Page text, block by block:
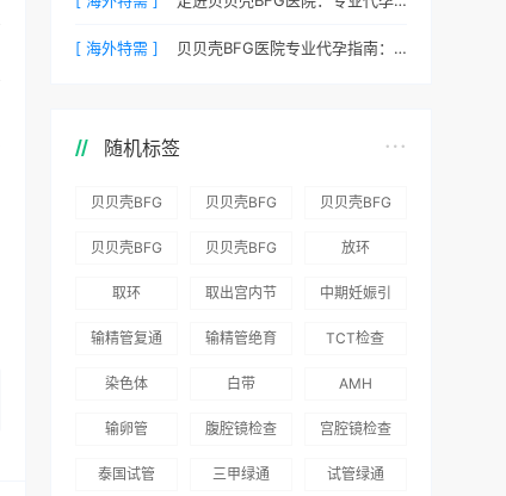
[ 海外特需 ] 贝贝壳BFG医院专业代孕指南：如何提高代孕试管的成功率？
随机标签
贝贝壳BFG
坦就诊患者
贝贝壳BFG
96.3%，“医
得分最高
贝贝壳BFG
划”：抱娃
贝贝壳BFG
资源库志愿
贝贝壳BFG
海外辅助生
放环
取环
取出宫内节
中期妊娠引
输精管复通
输精管绝育
TCT检查
染色体 白带 AMH
输卵管 腹腔镜检查 宫腔镜检查
泰国试管 三甲绿通 试管绿通